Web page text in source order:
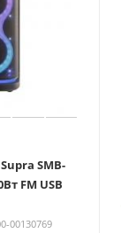
SMB-
FM USB
00130769